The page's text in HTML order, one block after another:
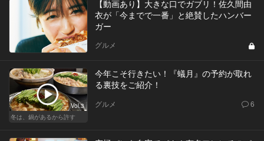
【動画あり】大きな口でガブリ！佐久間由
衣が「今までで一番」と絶賛したハンバー
ガー
グルメ
Vol.3
冬は、鍋があるから許す
今年こそ行きたい！『蟻月』の予約が取れ
る裏技をご紹介！
グルメ 6